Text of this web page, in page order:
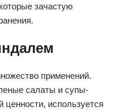
зачастую
применений.
салаты и супы-
используется